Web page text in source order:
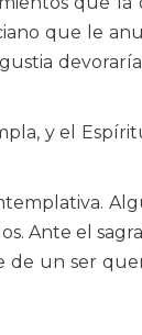
que le
y el
Ante el
de un ser